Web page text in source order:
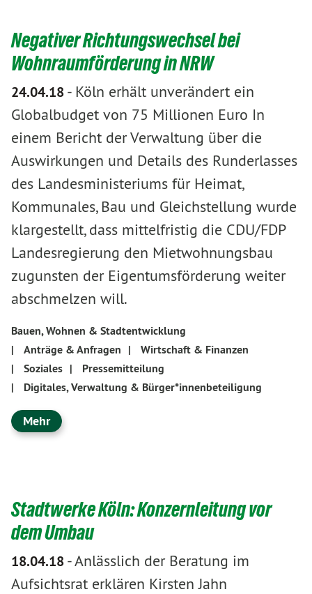
Negativer Richtungswechsel bei
Wohnraumförderung in NRW
24.04.18- Köln erhält unverändert ein
Globalbudget von 75 Millionen Euro In
einem Bericht der Verwaltung über die
Auswirkungen und Details des Runderlasses
des Landesministeriums für Heimat,
Kommunales, Bau und Gleichstellung wurde
klargestellt, dass mittelfristig die CDU/FDP
Landesregierung den Mietwohnungsbau
zugunsten der Eigentumsförderung weiter
abschmelzen will.
Bauen, Wohnen & Stadtentwicklung
|
Anträge & Anfragen |
Wirtschaft & Finanzen
|
Soziales |
Pressemitteilung
|
Digitales, Verwaltung & Bürger*innenbeteiligung
Mehr
Stadtwerke Köln: Konzernleitung vor
dem Umbau
18.04.18-Anlässlich der Beratung im
Aufsichtsrat erklären Kirsten Jahn